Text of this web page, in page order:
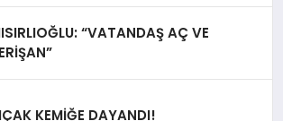
“VATANDAŞ AÇ VE
KEMİĞE DAYANDI!